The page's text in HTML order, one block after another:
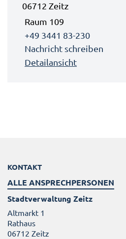
06712 Zeitz
Raum 109
+49 3441 83-230
Nachricht schreiben
Detailansicht
KONTAKT
ALLE ANSPRECHPERSONEN
Stadtverwaltung Zeitz
Altmarkt 1
Rathaus
06712 Zeitz